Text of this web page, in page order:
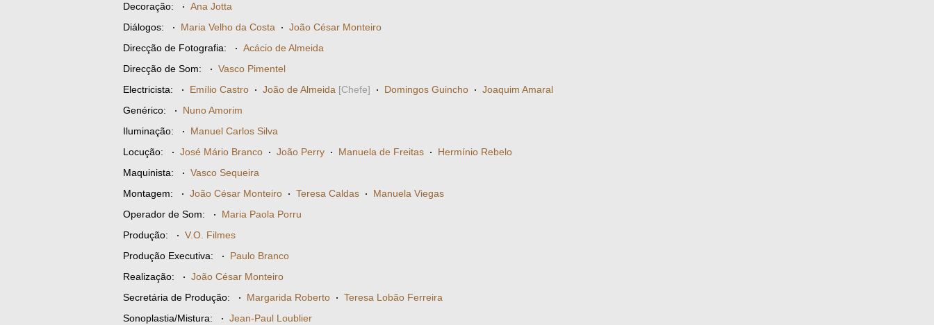
Decoração: · Ana Jotta
Diálogos: · Maria Velho da Costa · João César Monteiro
Direcção de Fotografia: · Acácio de Almeida
Direcção de Som: · Vasco Pimentel
Electricista: · Emílio Castro · João de Almeida [Chefe] · Domingos Guincho · Joaquim Amaral
Genérico: · Nuno Amorim
Iluminação: · Manuel Carlos Silva
Locução: · José Mário Branco · João Perry · Manuela de Freitas · Hermínio Rebelo
Maquinista: · Vasco Sequeira
Montagem: · João César Monteiro · Teresa Caldas · Manuela Viegas
Operador de Som: · Maria Paola Porru
Produção: · V.O. Filmes
Produção Executiva: · Paulo Branco
Realização: · João César Monteiro
Secretária de Produção: · Margarida Roberto · Teresa Lobão Ferreira
Sonoplastia/Mistura: · Jean-Paul Loublier